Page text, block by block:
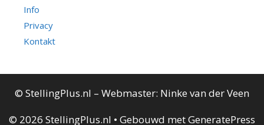
Info
Privacy
Kontakt
© StellingPlus.nl – Webmaster: Ninke van der Veen
© 2026 StellingPlus.nl • Gebouwd metGeneratePress